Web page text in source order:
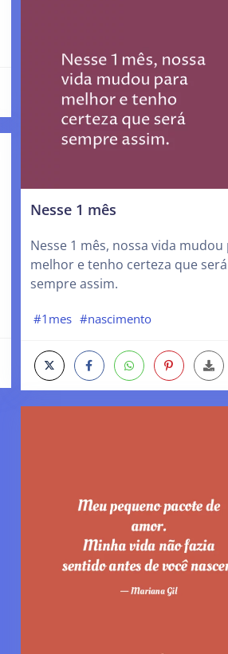
Nesse 1 mês
Nesse 1 mês, nossa vida mudou
melhor e tenho certeza que será
sempre assim.
#1mes #nascimento